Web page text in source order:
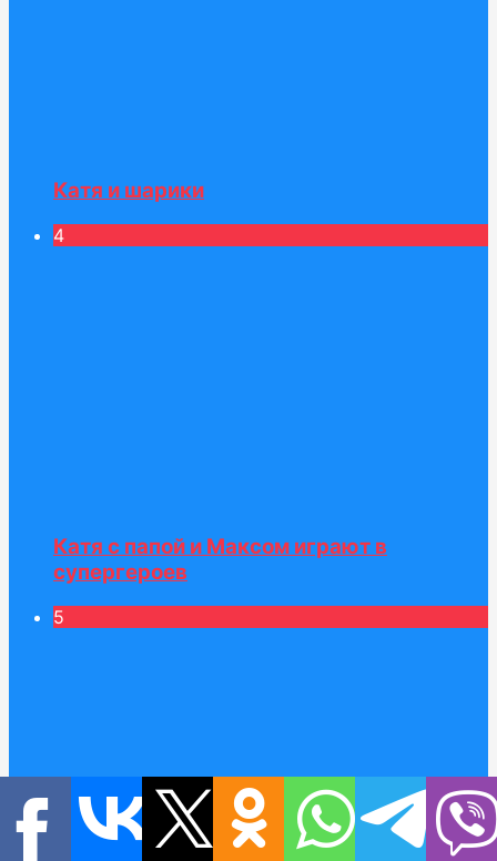
Катя и шарики
4
Катя с папой и Максом играют в
супергероев
5